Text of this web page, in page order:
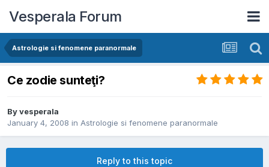
Vesperala Forum
Astrologie si fenomene paranormale
Ce zodie sunteţi?
Byvesperala
January 4, 2008 in Astrologie si fenomene paranormale
Reply to this topic